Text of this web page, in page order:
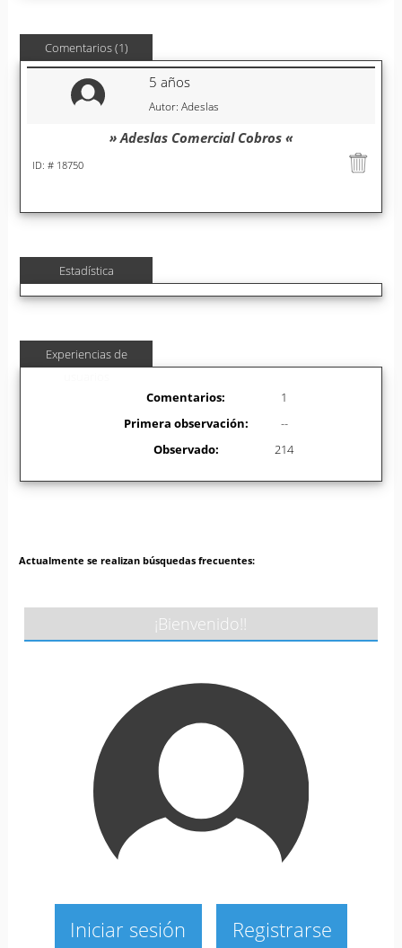
Comentarios (1)
Autor: Adeslas
5 años
ID: # 18750
» Adeslas Comercial Cobros «
Estadística
Experiencias de
Comentarios:
1
Primera observación:
--
Observado:
214
Actualmente se realizan búsquedas frecuentes:
¡Bienvenido!!
Iniciar sesión Registrarse